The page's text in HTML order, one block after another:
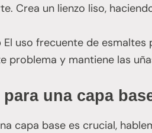
Crea un lienzo liso,
El uso frecuente de esmaltes
problema y mantiene las
una capa
capa base es crucial,